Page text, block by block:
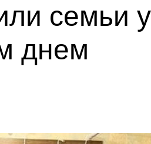
семьи
днем